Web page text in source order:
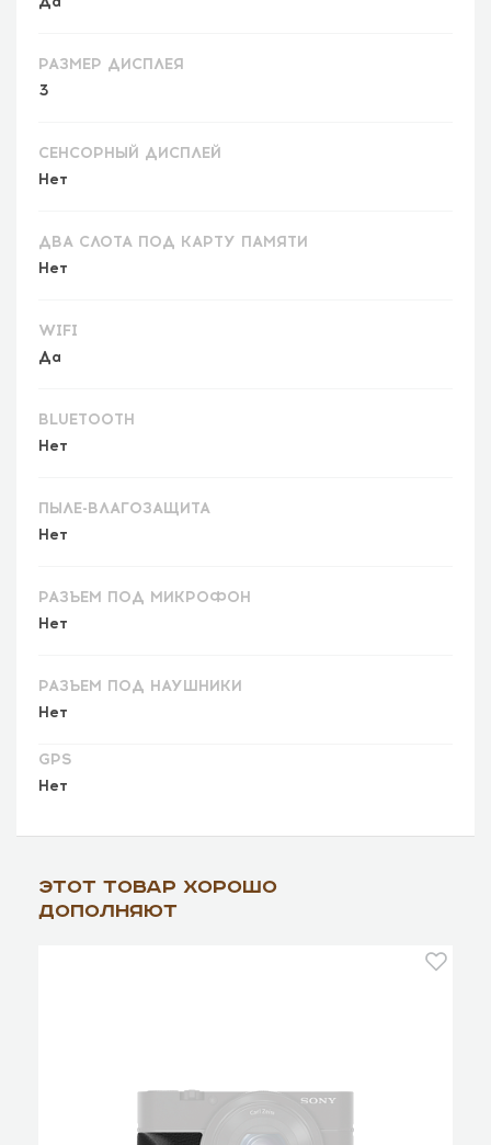
РАЗМЕР ДИСПЛЕЯ
3
СЕНСОРНЫЙ ДИСПЛЕЙ
Нет
ДВА СЛОТА ПОД КАРТУ ПАМЯТИ
Нет
WIFI
Да
BLUETOOTH
Нет
ПЫЛЕ-ВЛАГОЗАЩИТА
Нет
РАЗЪЕМ ПОД МИКРОФОН
Нет
РАЗЪЕМ ПОД НАУШНИКИ
Нет
GPS
Нет
Этот товар хорошо
дополняют